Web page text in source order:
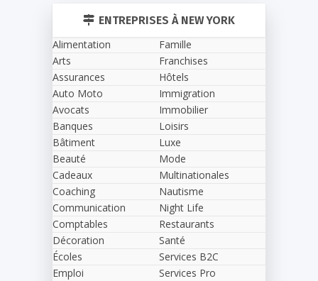
ENTREPRISES À NEW YORK
Alimentation
Arts
Assurances
Auto Moto
Avocats
Banques
Bâtiment
Beauté
Cadeaux
Coaching
Communication
Comptables
Décoration
Écoles
Emploi
Famille
Franchises
Hôtels
Immigration
Immobilier
Loisirs
Luxe
Mode
Multinationales
Nautisme
Night Life
Restaurants
Santé
Services B2C
Services Pro